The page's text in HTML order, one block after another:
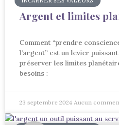
Argent et limites
Comment “prendre
l’argent” est un levier
préserver les limites
besoins :
23 septembre 2024 Aucun